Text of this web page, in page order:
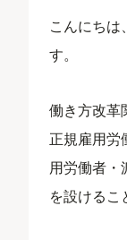
こんにちは
す。
働き方改革
正規雇用労
用労働者・
を設けるこ